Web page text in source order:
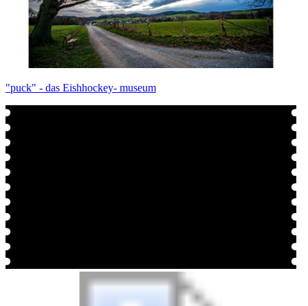
"puck" - das Eishhockey- museum